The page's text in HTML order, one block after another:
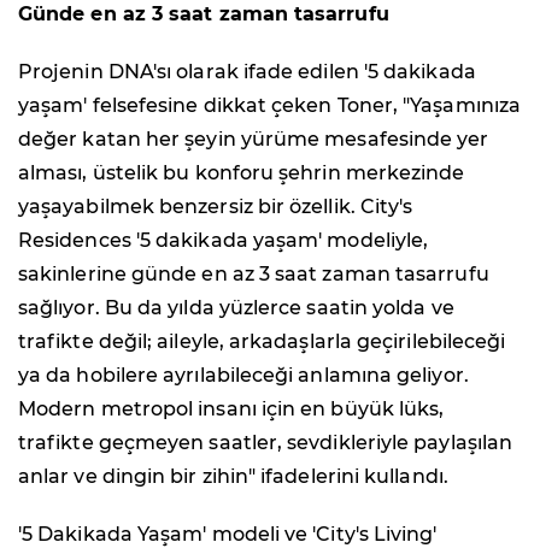
Günde en az 3 saat zaman tasarrufu
Projenin DNA'sı olarak ifade edilen '5 dakikada
yaşam' felsefesine dikkat çeken Toner, "Yaşamınıza
değer katan her şeyin yürüme mesafesinde yer
alması, üstelik bu konforu şehrin merkezinde
yaşayabilmek benzersiz bir özellik. City's
Residences '5 dakikada yaşam' modeliyle,
sakinlerine günde en az 3 saat zaman tasarrufu
sağlıyor. Bu da yılda yüzlerce saatin yolda ve
trafikte değil; aileyle, arkadaşlarla geçirilebileceği
ya da hobilere ayrılabileceği anlamına geliyor.
Modern metropol insanı için en büyük lüks,
trafikte geçmeyen saatler, sevdikleriyle paylaşılan
anlar ve dingin bir zihin" ifadelerini kullandı.
'5 Dakikada Yaşam' modeli ve 'City's Living'